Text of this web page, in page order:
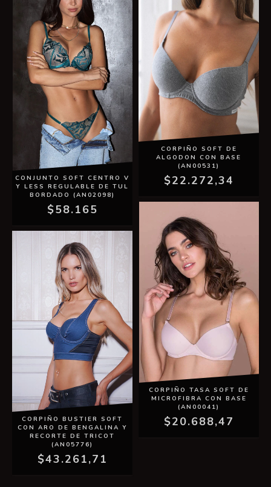
CONJUNTO SOFT CENTRO V
Y LESS REGULABLE DE TUL
BORDADO (AN02098)
$58.165
CORPIÑO SOFT DE
ALGODON CON BASE
(AN00531)
$22.272,34
CORPIÑO BUSTIER SOFT
CON ARO DE BENGALINA Y
RECORTE DE TRICOT
(AN05776)
$43.261,71
CORPIÑO TASA SOFT DE
MICROFIBRA CON BASE
(AN00041)
$20.688,47